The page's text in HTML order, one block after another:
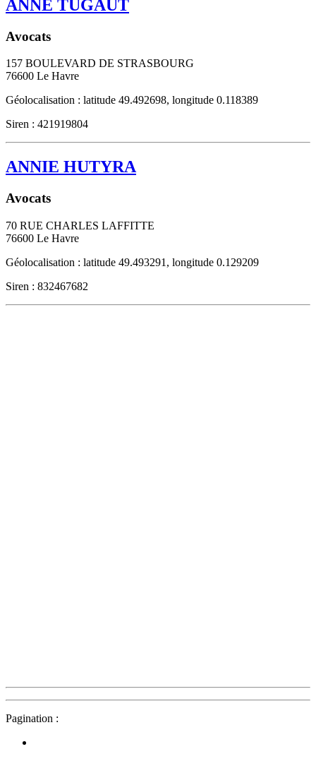
ANNE TUGAUT
Avocats
157 BOULEVARD DE STRASBOURG
76600 Le Havre
Géolocalisation : latitude 49.492698, longitude 0.118389
Siren : 421919804
ANNIE HUTYRA
Avocats
70 RUE CHARLES LAFFITTE
76600 Le Havre
Géolocalisation : latitude 49.493291, longitude 0.129209
Siren : 832467682
Pagination :